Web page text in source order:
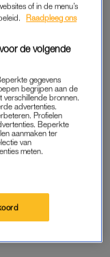
gewoon zo
zou hebben
alleen altijd: ‘Alles
zo moeten
onder andere
of in de menu’s
Raadpleeg ons
de volgende
gegevens
begrijpen aan de
verschillende bronnen.
advertenties.
Profielen
Beperkte
aanmaken ter
van
meten.